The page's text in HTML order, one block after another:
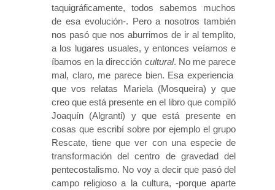
taquigráficamente, todos sabemos muchos
de esa evolución-. Pero a nosotros también
nos pasó que nos aburrimos de ir al templito,
a los lugares usuales, y entonces veíamos e
íbamos en la dirección cultural. No me parece
mal, claro, me parece bien. Esa experiencia
que vos relatas Mariela (Mosqueira) y que
creo que está presente en el libro que compiló
Joaquín (Algranti) y que está presente en
cosas que escribí sobre por ejemplo el grupo
Rescate, tiene que ver con una especie de
transformación del centro de gravedad del
pentecostalismo. No voy a decir que pasó del
campo religioso a la cultura, -porque aparte